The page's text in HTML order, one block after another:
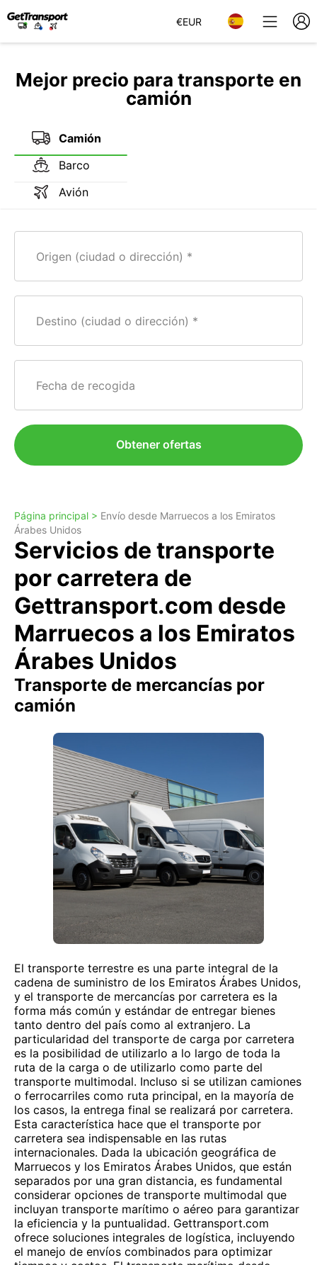
€EUR
Mejor precio para transporte en
camión
Camión
Barco
Avión
Origen (ciudad o dirección)
Destino (ciudad o dirección)
Fecha de recogida
Obtener ofertas
Página principal > Envío desde Marruecos a los Emiratos
Árabes Unidos
Servicios de transporte
por carretera de
Gettransport.com desde
Marruecos a los Emiratos
Árabes Unidos
Transporte de mercancías por
camión
El transporte terrestre es una parte integral de la
cadena de suministro de los Emiratos Árabes Unidos,
y el transporte de mercancías por carretera es la
forma más común y estándar de entregar bienes
tanto dentro del país como al extranjero. La
particularidad del transporte de carga por carretera
es la posibilidad de utilizarlo a lo largo de toda la
ruta de la carga o de utilizarlo como parte del
transporte multimodal. Incluso si se utilizan camiones
o ferrocarriles como ruta principal, en la mayoría de
los casos, la entrega final se realizará por carretera.
Esta característica hace que el transporte por
carretera sea indispensable en las rutas
internacionales. Dada la ubicación geográfica de
Marruecos y los Emiratos Árabes Unidos, que están
separados por una gran distancia, es fundamental
considerar opciones de transporte multimodal que
incluyan transporte marítimo o aéreo para garantizar
la eficiencia y la puntualidad. Gettransport.com
ofrece soluciones integrales de logística, incluyendo
el manejo de envíos combinados para optimizar